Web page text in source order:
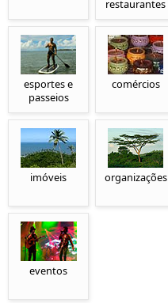
restaurantes
esportes e
passeios
comércios
imóveis organizações
eventos